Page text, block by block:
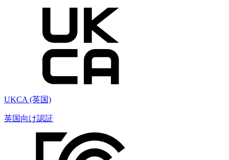
UKCA (英国)
英国向け認証